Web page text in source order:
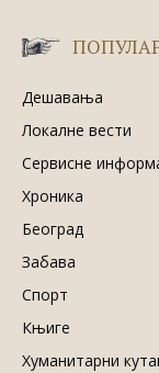
Дешавања
Локалне вести
Сервисне
Хроника
Београд
Забава
Спорт
Књиге
Хуманитарни